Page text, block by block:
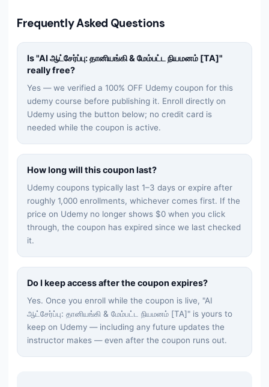
Frequently Asked Questions
Is "AI ஆட்சேர்ப்பு: தானியங்கி & மேம்பட்ட நியமனம் [TA]"
really free?
Yes — we verified a 100% OFF Udemy coupon for this
udemy course before publishing it. Enroll directly on
Udemy using the button below; no credit card is
needed while the coupon is active.
How long will this coupon last?
Udemy coupons typically last 1–3 days or expire after
roughly 1,000 enrollments, whichever comes first. If the
price on Udemy no longer shows $0 when you click
through, the coupon has expired since we last checked
it.
Do I keep access after the coupon expires?
Yes. Once you enroll while the coupon is live, "AI
ஆட்சேர்ப்பு: தானியங்கி & மேம்பட்ட நியமனம் [TA]" is yours to
keep on Udemy — including any future updates the
instructor makes — even after the coupon runs out.